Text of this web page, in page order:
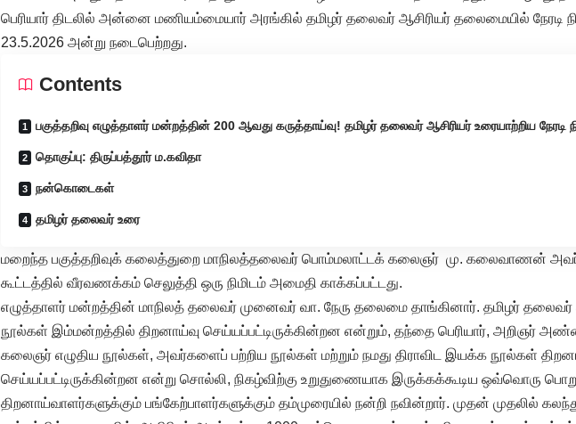
பெரியார் திடலில் அன்னை மணியம்மையார் அரங்கில் தமிழர் தலைவர் ஆசிரியர் தலைமையில் நேரடி
23.5.2026 அன்று நடைபெற்றது.
Contents
பகுத்தறிவு எழுத்தாளர் மன்றத்தின் 200 ஆவது கருத்தாய்வு! தமிழர் தலைவர் ஆசிரியர் உரையாற்றிய நேரடி
தொகுப்பு: திருப்பத்தூர் ம.கவிதா
நன்கொடைகள்
தமிழர் தலைவர் உரை
மறைந்த பகுத்தறிவுக் கலைத்துறை மாநிலத்தலைவர் பொம்மலாட்டக் கலைஞர் மு. கலைவாணன்
கூட்டத்தில் வீரவணக்கம் செலுத்தி ஒரு நிமிடம் அமைதி காக்கப்பட்டது.
எழுத்தாளர் மன்றத்தின் மாநிலத் தலைவர் முனைவர் வா. நேரு தலைமை தாங்கினார். தமிழர் தலைவர்
நூல்கள் இம்மன்றத்தில் திறனாய்வு செய்யப்பட்டிருக்கின்றன என்றும், தந்தை பெரியார், அறிஞர்
கலைஞர் எழுதிய நூல்கள், அவர்களைப் பற்றிய நூல்கள் மற்றும் நமது திராவிட இயக்க நூல்கள்
செய்யப்பட்டிருக்கின்றன என்று சொல்லி, நிகழ்விற்கு உறுதுணையாக இருக்கக்கூடிய ஒவ்வொரு
திறனாய்வாளர்களுக்கும் பங்கேற்பாளர்களுக்கும் தம்முரையில் நன்றி நவின்றார். முதன் முதலில்